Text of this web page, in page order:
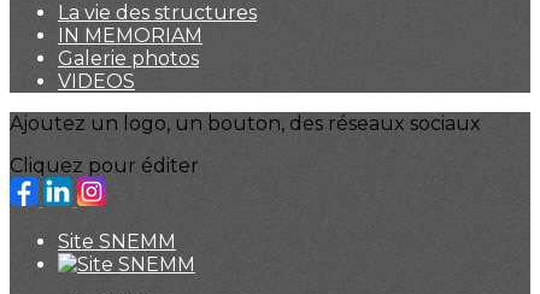
La vie des structures
IN MEMORIAM
Galerie photos
VIDEOS
Ajoutez un logo, un bouton, des réseaux sociaux
Cliquez pour éditer
Site SNEMM